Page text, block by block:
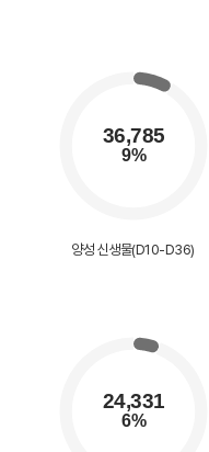
양성 신생물(D10-D36)